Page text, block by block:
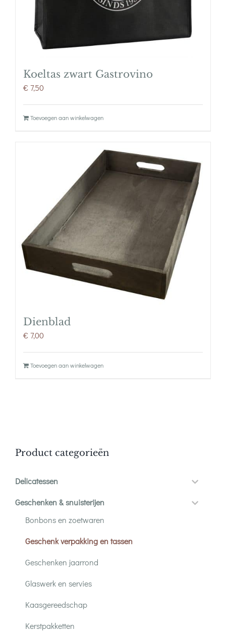
Koeltas zwart Gastrovino
€7,50
Toevoegen aan winkelwagen
Dienblad
€7,00
Toevoegen aan winkelwagen
Product categorieën
Delicatessen
Geschenken & snuisterijen
Bonbons en zoetwaren
Geschenk verpakking en tassen
Geschenken jaarrond
Glaswerk en servies
Kaasgereedschap
Kerstpakketten